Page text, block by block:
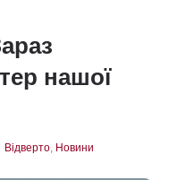
нашої
Відверто, Новини